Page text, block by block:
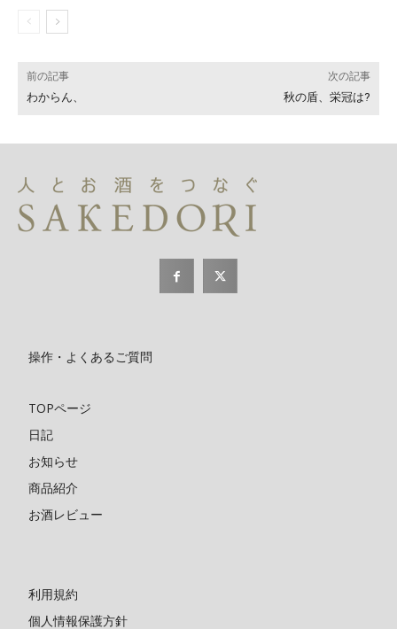
前の記事
わからん、
次の記事
秋の盾、栄冠は?
操作・よくあるご質問
TOPページ
日記
お知らせ
商品紹介
お酒レビュー
利用規約
個人情報保護方針